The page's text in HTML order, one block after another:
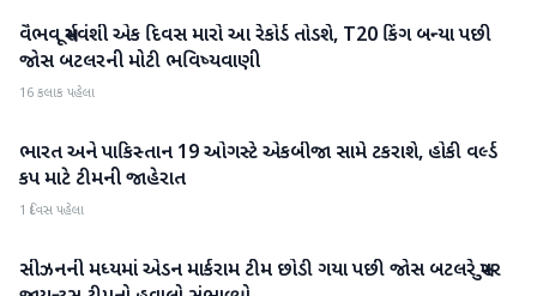
રમતગમત
વૈભવ સૂર્યવંશી એક દિવસ મારો આ રેકોર્ડ તોડશે, T20 કિંગ બન્યા પછી
જોસ બટલરની મોટી ભવિષ્યવાણી
16 કલાક પહેલા
રમતગમત
ભારત અને પાકિસ્તાન 19 ઓગસ્ટે એકબીજા સામે ટકરાશે, હોકી વર્લ્ડ
કપ માટે ટીમની જાહેરાત
1 દિવસ પહેલા
રમતગમત
સીઝનની મધ્યમાં એડન માર્કરામ ટીમ છોડી ગયા પછી જોસ બટલરે સુપર